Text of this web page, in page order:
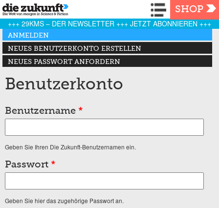
Navigation
SHOP
+++ 29KMS – DER NEWSLETTER +++ JETZT ABONNIEREN +++
Haupt-Reiter
ANMELDEN
(AKTIVER REITER)
NEUES BENUTZERKONTO ERSTELLEN
NEUES PASSWORT ANFORDERN
Benutzerkonto
Benutzername *
Geben Sie Ihren Die Zukunft-Benutzernamen ein.
Passwort *
Geben Sie hier das zugehörige Passwort an.